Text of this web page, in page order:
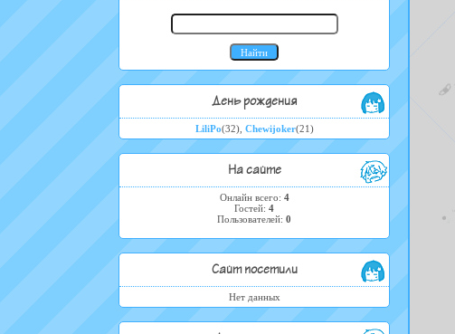
День рождения
LiliPo(32), Chewijoker(21)
На сайте
Онлайн всего: 4
Гостей: 4
Пользователей: 0
Сайт посетили
Нет данных